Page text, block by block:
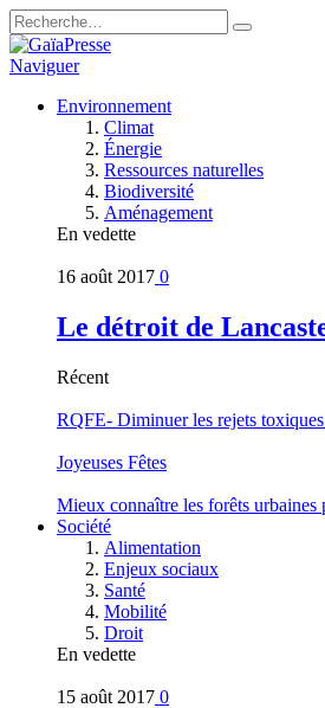
Naviguer
Environnement
Climat
Énergie
Ressources naturelles
Biodiversité
Aménagement
En vedette
16 août 2017 0
Le détroit de
Récent
RQFE- Diminuer les rejets toxiques
Joyeuses Fêtes
Mieux connaître les forêts urbaines
Société
Alimentation
Enjeux sociaux
Santé
Mobilité
Droit
En vedette
15 août 2017 0